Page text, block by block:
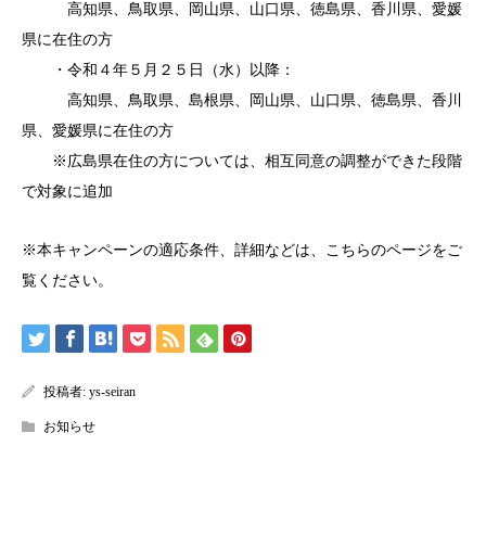
高知県、鳥取県、岡山県、山口県、徳島県、香川県、愛媛
県に在住の方
・令和４年５月２５日（水）以降：
高知県、鳥取県、島根県、岡山県、山口県、徳島県、香川
県、愛媛県に在住の方
※広島県在住の方については、相互同意の調整ができた段階
で対象に追加
※本キャンペーンの適応条件、詳細などは、 こちらのページをご
覧ください。
投稿者: ys-seiran
お知らせ